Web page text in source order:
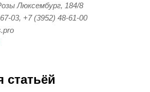
Люксембург, 184/8
03, +7 (3952) 48-61-00
статьёй